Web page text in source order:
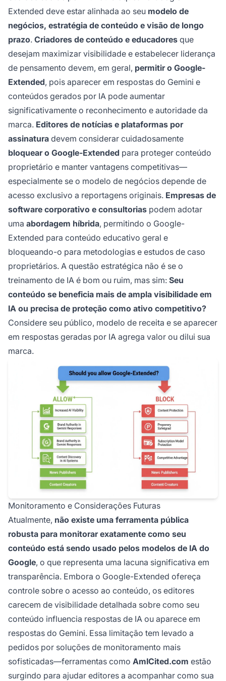
Extended deve estar alinhada ao seu modelo de
negócios, estratégia de conteúdo e visão de longo
prazo. Criadores de conteúdo e educadores que
desejam maximizar visibilidade e estabelecer liderança
de pensamento devem, em geral, permitir o Google-
Extended, pois aparecer em respostas do Gemini e
conteúdos gerados por IA pode aumentar
significativamente o reconhecimento e autoridade da
marca. Editores de notícias e plataformas por
assinatura devem considerar cuidadosamente
bloquear o Google-Extended para proteger conteúdo
proprietário e manter vantagens competitivas—
especialmente se o modelo de negócios depende de
acesso exclusivo a reportagens originais. Empresas de
software corporativo e consultorias podem adotar
uma abordagem híbrida, permitindo o Google-
Extended para conteúdo educativo geral e
bloqueando-o para metodologias e estudos de caso
proprietários. A questão estratégica não é se o
treinamento de IA é bom ou ruim, mas sim: Seu
conteúdo se beneficia mais de ampla visibilidade em
IA ou precisa de proteção como ativo competitivo?
Considere seu público, modelo de receita e se aparecer
em respostas geradas por IA agrega valor ou dilui sua
marca.
Monitoramento e Considerações Futuras
Atualmente, não existe uma ferramenta pública
robusta para monitorar exatamente como seu
conteúdo está sendo usado pelos modelos de IA do
Google, o que representa uma lacuna significativa em
transparência. Embora o Google-Extended ofereça
controle sobre o acesso ao conteúdo, os editores
carecem de visibilidade detalhada sobre como seu
conteúdo influencia respostas de IA ou aparece em
respostas do Gemini. Essa limitação tem levado a
pedidos por soluções de monitoramento mais
sofisticadas—ferramentas como AmICited.com estão
surgindo para ajudar editores a acompanhar como sua